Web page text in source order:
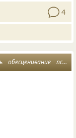
4
обесценивание психология души